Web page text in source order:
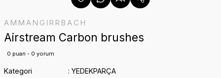
AMMANGIRRBACH
Airstream Carbon brushes
0 puan - 0 yorum
Kategori
YEDEKPARÇA